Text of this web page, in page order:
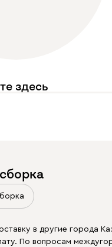
здесь
в другие города
По вопросам